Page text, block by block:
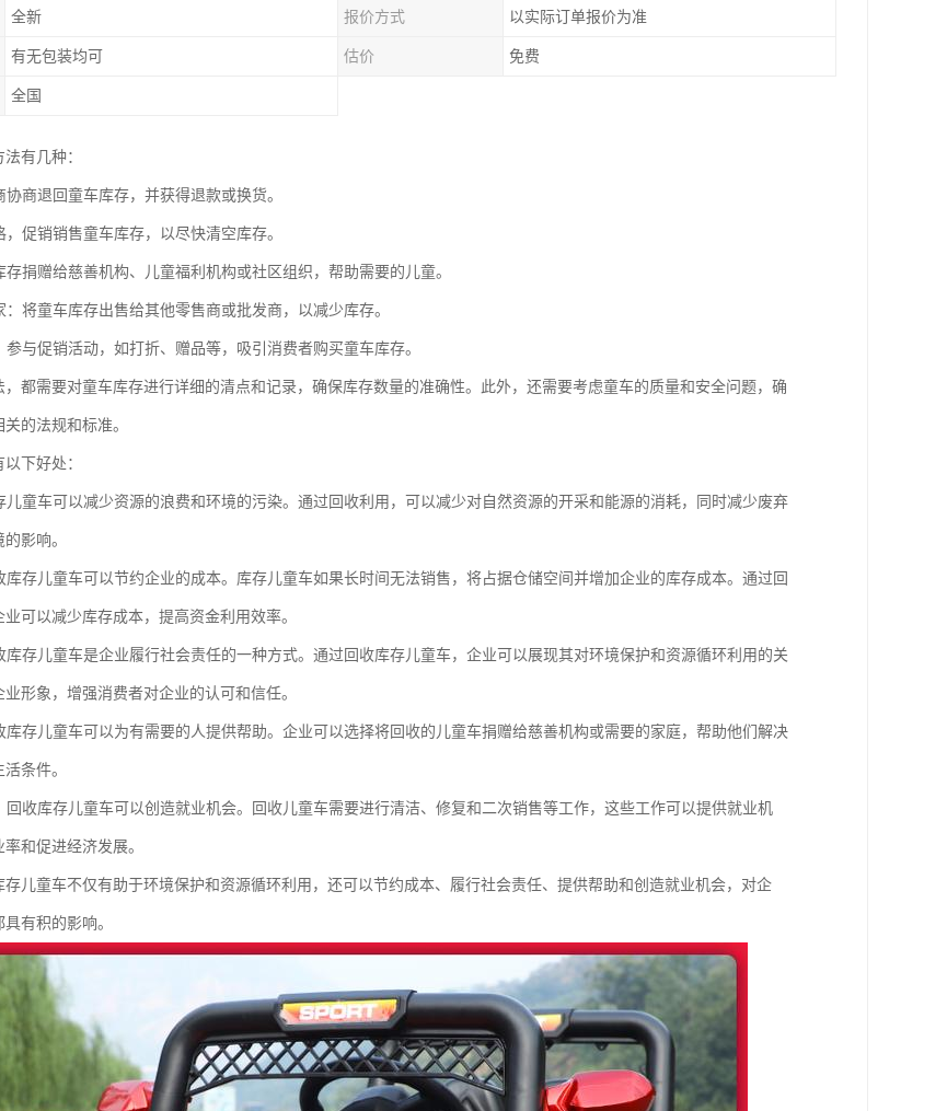
全新 报价方式 以实际订单报价为准
有无包装均可 估价 免费
全国
有几种：
商退回童车库存，并获得退款或换货。
促销销售童车库存，以尽快清空库存。
存捐赠给慈善机构、儿童福利机构或社区组织，帮助需要的儿童。
将童车库存出售给其他零售商或批发商，以减少库存。
与促销活动，如打折、赠品等，吸引消费者购买童车库存。
，都需要对童车库存进行详细的清点和记录，确保库存数量的准确性。此外，还需要考虑童车的质量和安全问题，确
的法规和标准。
下好处：
儿童车可以减少资源的浪费和环境的污染。通过回收利用，可以减少对自然资源的开采和能源的消耗，同时减少废弃
影响。
库存儿童车可以节约企业的成本。库存儿童车如果长时间无法销售，将占据仓储空间并增加企业的库存成本。通过回
可以减少库存成本，提高资金利用效率。
库存儿童车是企业履行社会责任的一种方式。通过回收库存儿童车，企业可以展现其对环境保护和资源循环利用的关
形象，增强消费者对企业的认可和信任。
库存儿童车可以为有需要的人提供帮助。企业可以选择将回收的儿童车捐赠给慈善机构或需要的家庭，帮助他们解决
条件。
回收库存儿童车可以创造就业机会。回收儿童车需要进行清洁、修复和二次销售等工作，这些工作可以提供就业机
和促进经济发展。
存儿童车不仅有助于环境保护和资源循环利用，还可以节约成本、履行社会责任、提供帮助和创造就业机会，对企
有积的影响。